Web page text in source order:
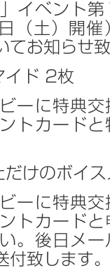
」イベント
土）開催
てお知らせ
イド 2枚
ーに特典
トカード
だけのボイ
ーに特典
トカード
。後日メ
付致します。